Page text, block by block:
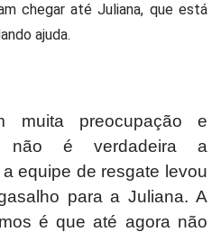
chegar até Juliana, que está
ajuda.
muita preocupação e
não é verdadeira a
equipe de resgate levou
para a Juliana. A
é que até agora não